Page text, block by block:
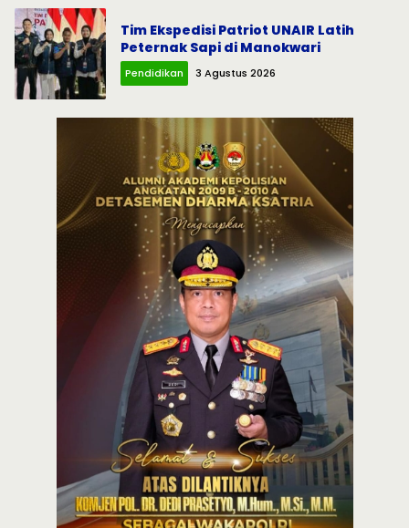
Tim Ekspedisi Patriot UNAIR Latih
Peternak Sapi di Manokwari
Pendidikan 3 Agustus 2026